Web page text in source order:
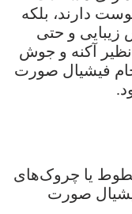
دارند، بلکه
زیبایی و حتی
آکنه و جوش
فیشیال صورت
یا چروک‌های
صورت